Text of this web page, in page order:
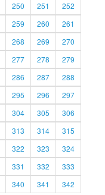
250 251
252
259 260
261
268 269
270
277 278
279
286 287
288
295 296
297
304 305
306
313 314
315
322 323
324
331 332
333
340 341 342